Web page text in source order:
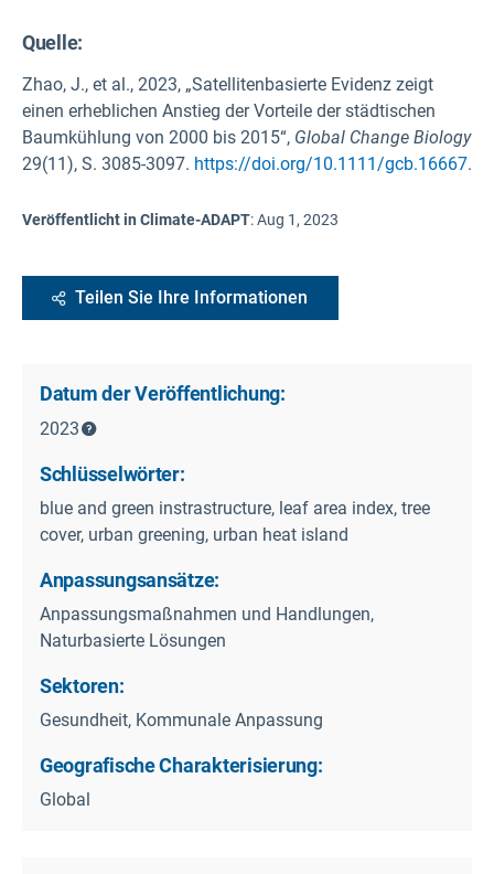
Quelle:
Zhao, J., et al., 2023, „Satellitenbasierte Evidenz zeigt
einen erheblichen Anstieg der Vorteile der städtischen
Baumkühlung von 2000 bis 2015“, Global Change Biology
29(11), S. 3085-3097. https://doi.org/10.1111/gcb.16667.
Veröffentlicht in Climate-ADAPT:Aug 1, 2023
Teilen Sie Ihre Informationen
Datum der Veröffentlichung:
2023
Schlüsselwörter:
blue and green instrastructure, leaf area index, tree
cover, urban greening, urban heat island
Anpassungsansätze:
Anpassungsmaßnahmen und Handlungen,
Naturbasierte Lösungen
Sektoren:
Gesundheit, Kommunale Anpassung
Geografische Charakterisierung:
Global